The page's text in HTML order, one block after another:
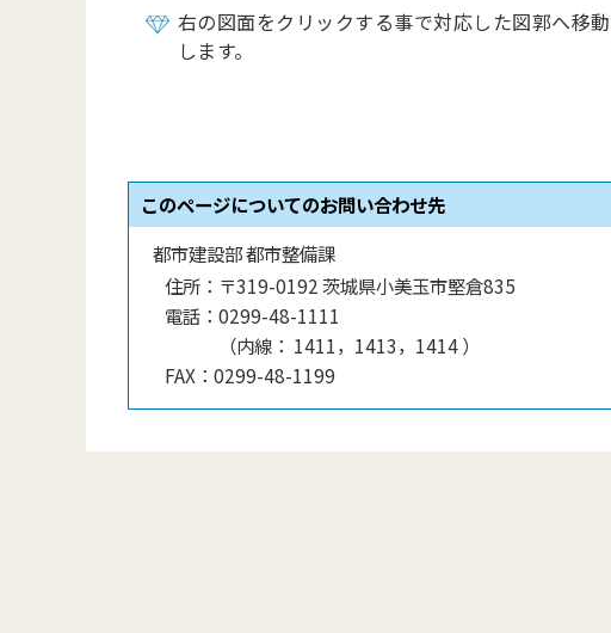
右の図面をクリックする事で対応した図郭へ移動
します。
このページについてのお問い合わせ先
都市建設部 都市整備課
住所： 〒319-0192 茨城県小美玉市堅倉835
電話： 0299-48-1111
（内線 ： 1411，1413，1414）
FAX： 0299-48-1199